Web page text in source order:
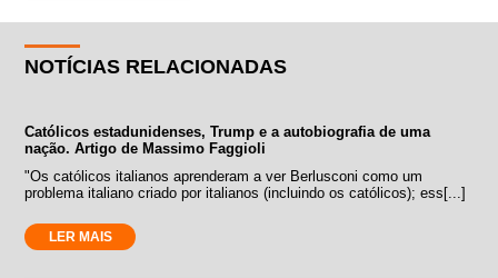
NOTÍCIAS RELACIONADAS
Católicos estadunidenses, Trump e a autobiografia de uma
nação. Artigo de Massimo Faggioli
"Os católicos italianos aprenderam a ver Berlusconi como um
problema italiano criado por italianos (incluindo os católicos); ess[...]
LER MAIS